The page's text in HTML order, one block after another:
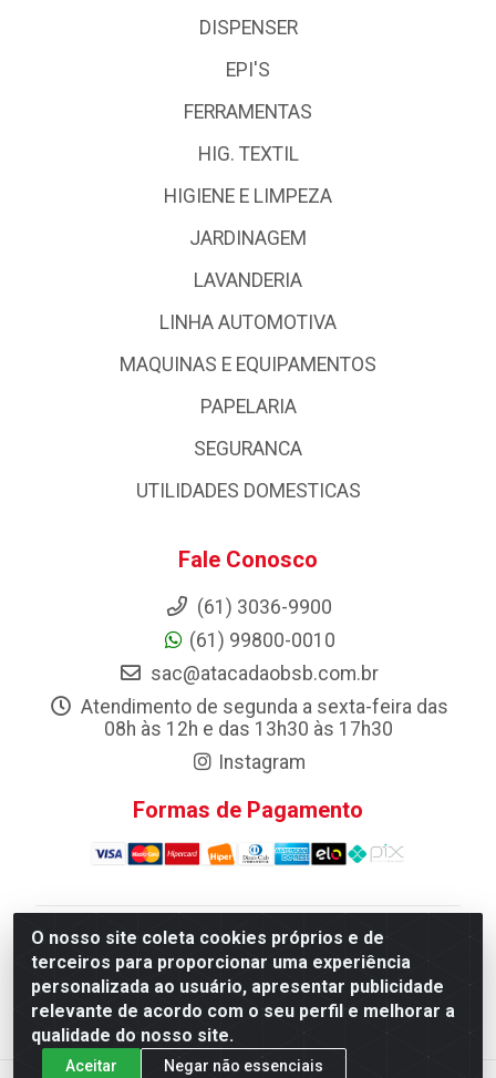
O nosso site coleta cookies próprios e de
terceiros para proporcionar uma experiência
personalizada ao usuário, apresentar publicidade
relevante de acordo com o seu perfil e melhorar a
qualidade do nosso site.
Aceitar Negar não essenciais
DISPENSER
EPI'S
FERRAMENTAS
HIG. TEXTIL
HIGIENE E LIMPEZA
JARDINAGEM
LAVANDERIA
LINHA AUTOMOTIVA
MAQUINAS E EQUIPAMENTOS
PAPELARIA
SEGURANCA
UTILIDADES DOMESTICAS
Fale Conosco
(61) 3036-9900
(61) 99800-0010
sac@atacadaobsb.com.br
Atendimento de segunda a sexta-feira das
08h às 12h e das 13h30 às 17h30
Instagram
Formas de Pagamento
Atacadao da Limpeza F. Pereira Queiroz Comercio e
Distribuicao LTDA - Quadra Qi 10 Lotes 39 e, 41 - Setor
Industrial (Taguatinga), Brasília/DF - CEP 72.135-100 -
CNPJ 13.184.675/0001-80